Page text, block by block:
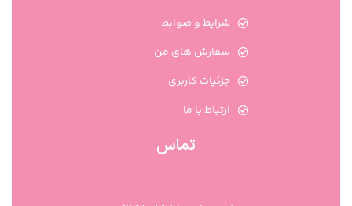
شرایط و ضوابط
سفارش های من
جزئیات کاربری
ارتباط با ما
تماس